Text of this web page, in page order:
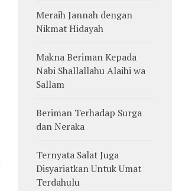
Meraih Jannah dengan
Nikmat Hidayah
Makna Beriman Kepada
Nabi Shallallahu Alaihi wa
Sallam
Beriman Terhadap Surga
dan Neraka
Ternyata Salat Juga
Disyariatkan Untuk Umat
Terdahulu